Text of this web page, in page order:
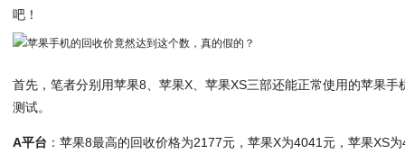
吧！
首先，笔者分别用苹果8、苹果X、苹果XS三部还能正常使用的苹果
测试。
A平台 ：苹果8最高的回收价格为2177元，苹果X为4041元，苹果XS